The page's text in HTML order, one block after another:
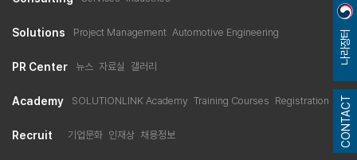
Solutions Project Management Automotive Engineering
PR Center 뉴스 자료실 갤러리
Academy SOLUTIONLINK Academy Training Courses Registration
Recruit 기업문화 인재상 채용정보
나라장터
CONTACT